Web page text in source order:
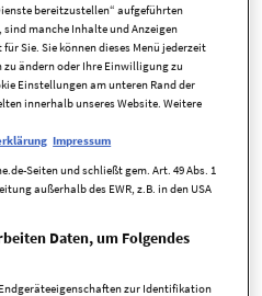
Einfamilienhaus
750.000,00 EUR
6 Zimmer
bereitzustellen“ aufgeführten
manche Inhalte und Anzeigen
Sie. Sie können dieses Menü jederzeit
ändern oder Ihre Einwilligung zu
Einstellungen am unteren Rand der
innerhalb unseres Website. Weitere
Impressum
Seiten und schließt gem. Art. 49 Abs. 1
außerhalb des EWR, z.B. in den USA
Daten, um Folgendes
zur Identifikation